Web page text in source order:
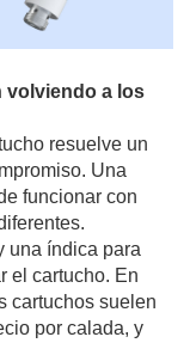
volviendo a los
resuelve un
Una
funcionar con
una índica para
el cartucho. En
cartuchos suelen
por calada, y